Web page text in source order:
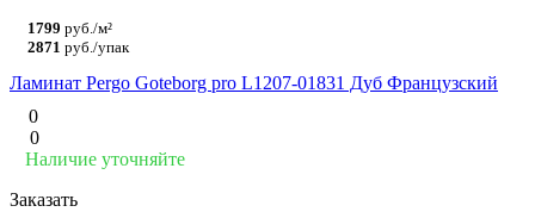
1799 руб./м²
2871 руб./упак
Ламинат Pergo Goteborg pro L1207-01831 Дуб Французский
0
0
Наличие уточняйте
Заказать